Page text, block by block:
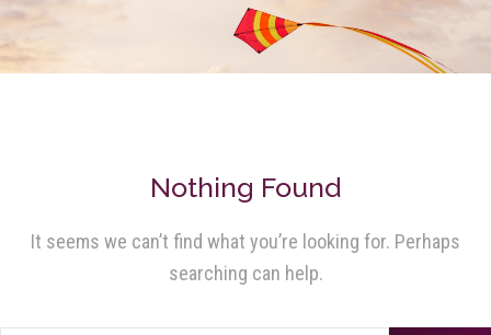
Nothing Found
It seems we can’t find what you’re looking for. Perhaps
searching can help.